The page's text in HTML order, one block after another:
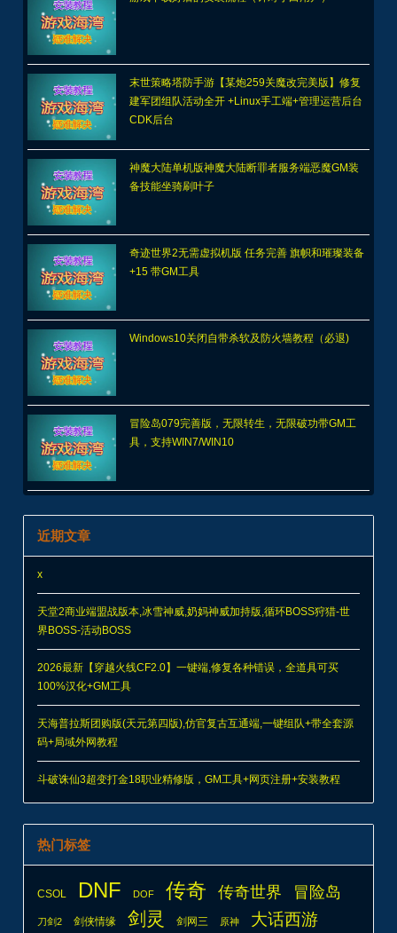
末世策略塔防手游【某炮259关魔改完美版】修复
建军团组队活动全开 +Linux手工端+管理运营后台
CDK后台
神魔大陆单机版神魔大陆断罪者服务端恶魔GM装
备技能坐骑刷叶子
奇迹世界2无需虚拟机版 任务完善 旗帜和璀璨装备
+15 带GM工具
Windows10关闭自带杀软及防火墙教程（必退)
冒险岛079完善版，无限转生，无限破功带GM工
具，支持WIN7/WIN10
近期文章
x
天堂2商业端盟战版本,冰雪神威,奶妈神威加持版,循环BOSS狩猎-世
界BOSS-活动BOSS
2026最新【穿越火线CF2.0】一键端,修复各种错误，全道具可买
100%汉化+GM工具
天海普拉斯团购版(天元第四版),仿官复古互通端,一键组队+带全套源
码+局域外网教程
斗破诛仙3超变打金18职业精修版，GM工具+网页注册+安装教程
热门标签
CSOL DNF DOF 传奇 传奇世界 冒险岛
刀剑2 剑侠情缘 剑灵 剑网三 原神 大话西游